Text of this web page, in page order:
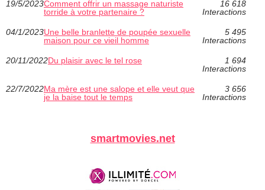
19/5/2023Comment offrir un massage naturiste
torride à votre partenaire ?
16 618
Interactions
04/1/2023Une belle branlette de poupée sexuelle
maison pour ce vieil homme
5 495
Interactions
20/11/2022Du plaisir avec le tel rose
1 694
Interactions
22/7/2022Ma mère est une salope et elle veut que
je la baise tout le temps
3 656
Interactions
smartmovies.net